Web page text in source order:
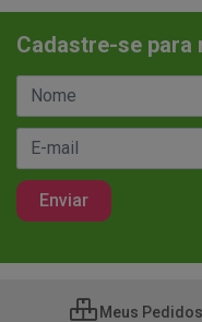
Cadastre-se
Meus Pedidos